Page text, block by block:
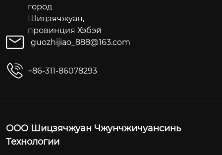
город
Шицзячжуан,
провинция Хэбэй
guozhijiao_888@163.com
+86-311-86078293
ООО Шицзячжуан Чжунчжичуансинь
Технологии